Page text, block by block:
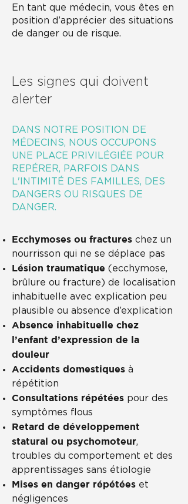
En tant que médecin, vous êtes en
position d’apprécier des situations
de danger ou de risque.
Les signes qui doivent
alerter
DANS NOTRE POSITION DE
MÉDECINS, NOUS OCCUPONS
UNE PLACE PRIVILÉGIÉE POUR
REPÉRER, PARFOIS DANS
L'INTIMITÉ DES FAMILLES, DES
DANGERS OU RISQUES DE
DANGER.
Ecchymoses ou fractures chez un
nourrisson qui ne se déplace pas
Lésion traumatique (ecchymose,
brûlure ou fracture) de localisation
inhabituelle avec explication peu
plausible ou absence d’explication
Absence inhabituelle chez
l’enfant d’expression de la
douleur
Accidents domestiques à
répétition
Consultations répétées pour des
symptômes flous
Retard de développement
statural ou psychomoteur,
troubles du comportement et des
apprentissages sans étiologie
Mises en danger répétées et
négligences